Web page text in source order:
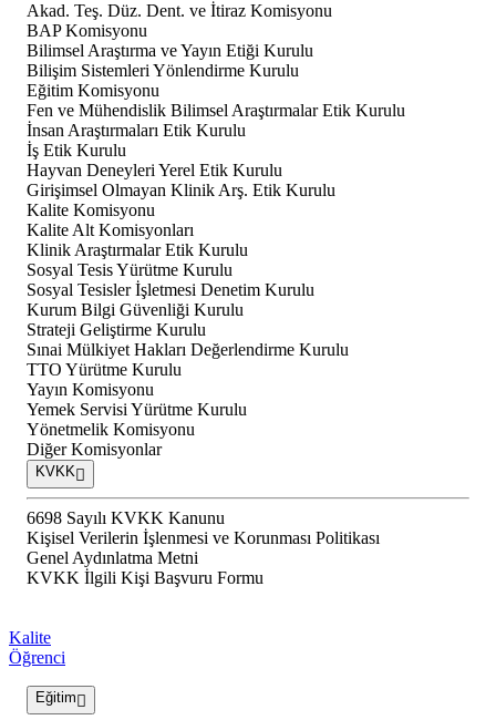
Akad. Teş. Düz. Dent. ve İtiraz Komisyonu
BAP Komisyonu
Bilimsel Araştırma ve Yayın Etiği Kurulu
Bilişim Sistemleri Yönlendirme Kurulu
Eğitim Komisyonu
Fen ve Mühendislik Bilimsel Araştırmalar Etik Kurulu
İnsan Araştırmaları Etik Kurulu
İş Etik Kurulu
Hayvan Deneyleri Yerel Etik Kurulu
Girişimsel Olmayan Klinik Arş. Etik Kurulu
Kalite Komisyonu
Kalite Alt Komisyonları
Klinik Araştırmalar Etik Kurulu
Sosyal Tesis Yürütme Kurulu
Sosyal Tesisler İşletmesi Denetim Kurulu
Kurum Bilgi Güvenliği Kurulu
Strateji Geliştirme Kurulu
Sınai Mülkiyet Hakları Değerlendirme Kurulu
TTO Yürütme Kurulu
Yayın Komisyonu
Yemek Servisi Yürütme Kurulu
Yönetmelik Komisyonu
Diğer Komisyonlar
KVKK
6698 Sayılı KVKK Kanunu
Kişisel Verilerin İşlenmesi ve Korunması Politikası
Genel Aydınlatma Metni
KVKK İlgili Kişi Başvuru Formu
Kalite
Öğrenci
Eğitim